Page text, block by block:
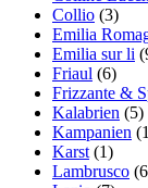
Collio (3)
Emilia
Emilia sur li
Friaul (6)
Frizzante &
Kalabrien (5)
Kampanien
Karst (1)
Lambrusco